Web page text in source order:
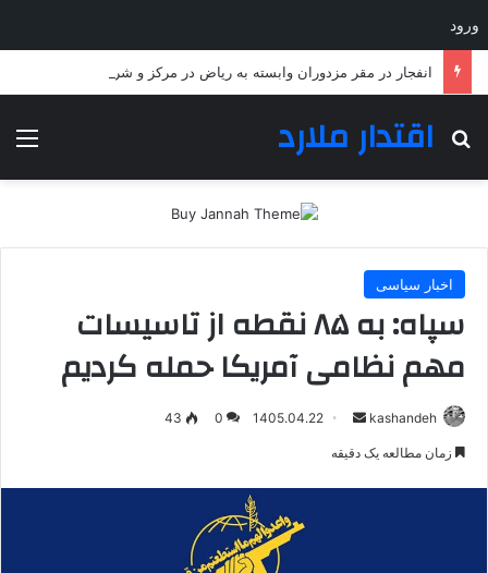
ورود
انفجار در مقر مزدوران وابسته به ریاض در مرکز و شرق یمن
اقتدار ملارد
جستجو برای
اخبار سیاسی
سپاه: به ۸۵ نقطه از تاسیسات
مهم نظامی آمریکا حمله کردیم
kashandeh
ارسال1405.04.22
0
43
زمان مطالعه یک دقیقه